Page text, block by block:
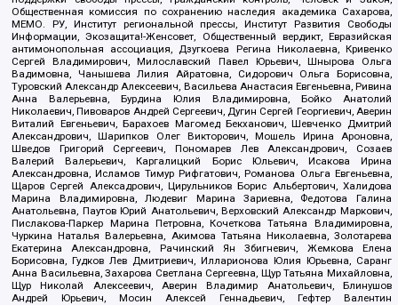
Общественная комиссия по сохранению наследия академика Сахарова,
МЕМО. РУ, Институт региональной прессы, Институт Развития Свободы
Информации, Экозащита!-Женсовет, Общественный вердикт, Евразийская
антимонопольная ассоциация, Дзугкоева Регина Николаевна, Кривенко
Сергей Владимирович, Милославский Павел Юрьевич, Шнырова Ольга
Вадимовна, Чанышева Лилия Айратовна, Сидорович Ольга Борисовна,
Туровский Александр Алексеевич, Васильева Анастасия Евгеньевна, Ривина
Анна Валерьевна, Бурдина Юлия Владимировна, Бойко Анатолий
Николаевич, Пивоваров Андрей Сергеевич, Дугин Сергей Георгиевич, Аверин
Виталий Евгеньевич, Барахоев Магомед Бекханович, Шевченко Дмитрий
Александрович, Шарипков Олег Викторович, Мошель Ирина Ароновна,
Шведов Григорий Сергеевич, Пономарев Лев Александрович, Созаев
Валерий Валерьевич, Каргалицкий Борис Юльевич, Исакова Ирина
Александровна, Исламов Тимур Рифгатович, Романова Ольга Евгеньевна,
Щаров Сергей Алексадрович, Цирульников Борис Альбертович, Халидова
Марина Владимировна, Людевиг Марина Зариевна, Федотова Галина
Анатольевна, Паутов Юрий Анатольевич, Верховский Александр Маркович,
Пислакова-Паркер Марина Петровна, Кочеткова Татьяна Владимировна,
Чуркина Наталья Валерьевна, Акимова Татьяна Николаевна, Золотарева
Екатерина Александровна, Рачинский Ян Збигневич, Жемкова Елена
Борисовна, Гудков Лев Дмитриевич, Илларионова Юлия Юрьевна, Саранг
Анна Васильевна, Захарова Светлана Сергеевна, Щур Татьяна Михайловна,
Щур Николай Алексеевич, Аверин Владимир Анатольевич, Блинушов
Андрей Юрьевич, Мосин Алексей Геннадьевич, Гефтер Валентин